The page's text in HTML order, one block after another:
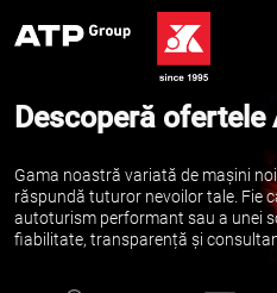
Descoperă ofertele
Gama noastră variată de mașini
răspundă tuturor nevoilor tale. Fie
autoturism performant sau a unei
fiabilitate, transparență și